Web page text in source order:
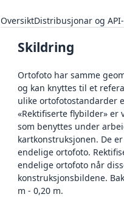
OversiktDistribusjonar og
Skildring
Ortofoto har samme
og kan knyttes til et
ulike ortofotostandarder
«Rektifiserte flybilder»
som benyttes under
kartkonstruksjonen. De
endelige ortofoto.
endelige ortofoto når
konstruksjonsbildene.
m - 0,20 m.